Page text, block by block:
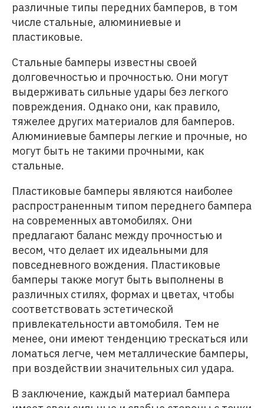
различные типы передних бамперов, в том
числе стальные, алюминиевые и
пластиковые.
Стальные бамперы известны своей
долговечностью и прочностью. Они могут
выдерживать сильные удары без легкого
повреждения. Однако они, как правило,
тяжелее других материалов для бамперов.
Алюминиевые бамперы легкие и прочные, но
могут быть не такими прочными, как
стальные.
Пластиковые бамперы являются наиболее
распространенным типом переднего бампера
на современных автомобилях. Они
предлагают баланс между прочностью и
весом, что делает их идеальными для
повседневного вождения. Пластиковые
бамперы также могут быть выполнены в
различных стилях, формах и цветах, чтобы
соответствовать эстетической
привлекательности автомобиля. Тем не
менее, они имеют тенденцию трескаться или
ломаться легче, чем металлические бамперы,
при воздействии значительных сил удара.
В заключение, каждый материал бампера